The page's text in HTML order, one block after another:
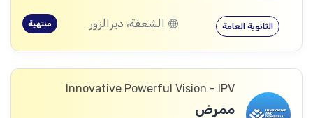
الثانوية العامة الشعفة، ديرالزور منتهية
Innovative Powerful Vision - IPV
ممرض